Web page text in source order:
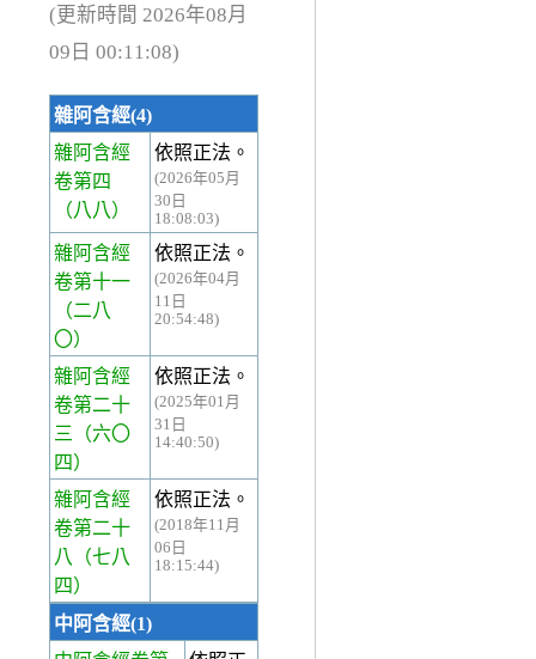
(更新時間 2026年08月
09日 00:11:08)
雜阿含經(4)
雜阿含經
卷第四
（八八）
依照正法。
(2026年05月
30日
18:08:03)
雜阿含經
卷第十一
（二八
〇）
依照正法。
(2026年04月
11日
20:54:48)
雜阿含經
卷第二十
三
（六〇
四）
依照正法。
(2025年01月
31日
14:40:50)
雜阿含經
卷第二十
八
（七八
四）
依照正法。
(2018年11月
06日
18:15:44)
中阿含經(1)